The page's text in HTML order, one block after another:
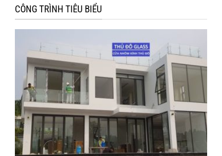
CÔNG TRÌNH TIÊU BIỂU